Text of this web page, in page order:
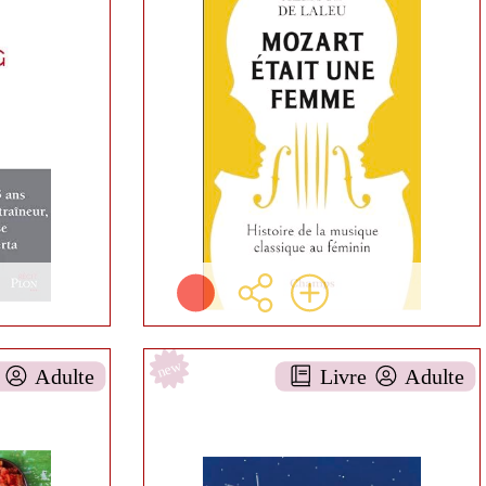
-
DOCUMENTAIRE AA-
7ARTS
Aliette de LALEU
Champs ( Paris
- 2024 )
Informations:
Résumé:
Plus d'infos
Adulte
AA-
Livre Adulte
new
Gouache créative
DOCUMENTAIRE AA-